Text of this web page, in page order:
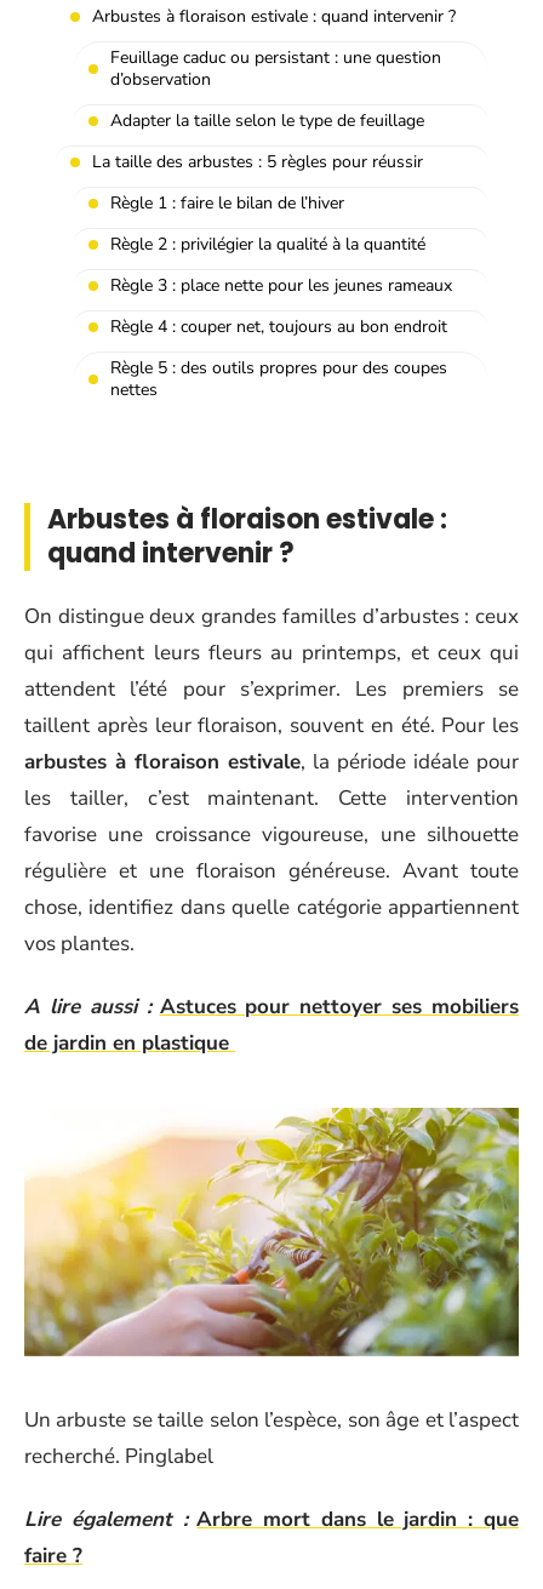
Arbustes à floraison estivale : quand intervenir ?
Feuillage caduc ou persistant : une question
d’observation
Adapter la taille selon le type de feuillage
La taille des arbustes : 5 règles pour réussir
Règle 1 : faire le bilan de l’hiver
Règle 2 : privilégier la qualité à la quantité
Règle 3 : place nette pour les jeunes rameaux
Règle 4 : couper net, toujours au bon endroit
Règle 5 : des outils propres pour des coupes
nettes
Arbustes à floraison estivale :
quand intervenir ?
On distingue deux grandes familles d’arbustes : ceux
qui affichent leurs fleurs au printemps, et ceux qui
attendent l’été pour s’exprimer. Les premiers se
taillent après leur floraison, souvent en été. Pour les
arbustes à floraison estivale, la période idéale pour
les tailler, c’est maintenant. Cette intervention
favorise une croissance vigoureuse, une silhouette
régulière et une floraison généreuse. Avant toute
chose, identifiez dans quelle catégorie appartiennent
vos plantes.
A lire aussi : Astuces pour nettoyer ses mobiliers
de jardin en plastique
Un arbuste se taille selon l’espèce, son âge et l’aspect
recherché. Pinglabel
Lire également : Arbre mort dans le jardin : que
faire ?